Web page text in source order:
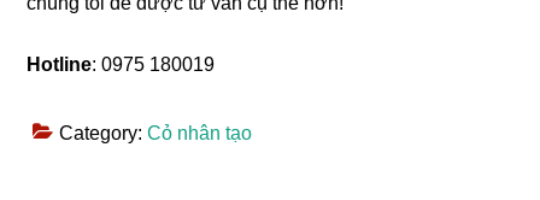
Hotline: 0975 180019
Category:Cỏ nhân tạo